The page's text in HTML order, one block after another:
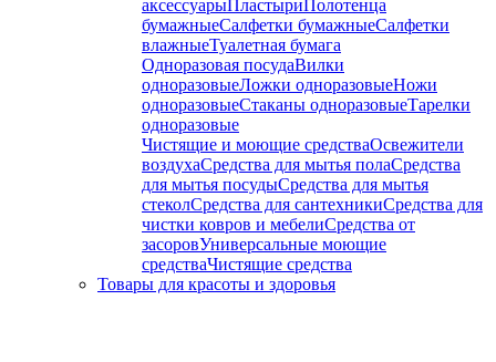
аксессуарыПластыриПолотенца
бумажныеСалфетки бумажныеСалфетки
влажныеТуалетная бумага
Одноразовая посудаВилки
одноразовыеЛожки одноразовыеНожи
одноразовыеСтаканы одноразовыеТарелки
одноразовые
Чистящие и моющие средстваОсвежители
воздухаСредства для мытья полаСредства
для мытья посудыСредства для мытья
стеколСредства для сантехникиСредства для
чистки ковров и мебелиСредства от
засоровУниверсальные моющие
средстваЧистящие средства
Товары для красоты и здоровья